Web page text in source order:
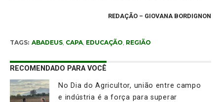
REDAÇÃO – GIOVANA BORDIGNON
TAGS: ABADEUS, CAPA, EDUCAÇÃO REGIÃO
RECOMENDADO PARA VOCÊ
No Dia do Agricultor, união entre campo
e indústria é a força para superar